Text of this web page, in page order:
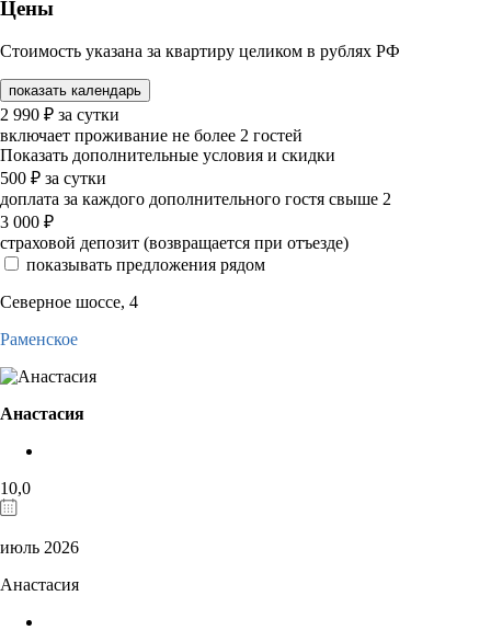
Цены
Стоимость указана за квартиру целиком в рублях РФ
показать календарь
2 990 ₽ за сутки
включает проживание не более 2 гостей
Показать дополнительные условия и скидки
500 ₽ за сутки
доплата за каждого дополнительного гостя свыше 2
3 000 ₽
страховой депозит (возвращается при отъезде)
показывать предложения рядом
Северное шоссе, 4
Раменское
Анастасия
10,0
июль 2026
Анастасия